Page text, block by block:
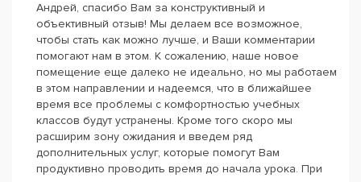
Андрей, спасибо Вам за конструктивный и
объективный отзыв! Мы делаем все возможное,
чтобы стать как можно лучше, и Ваши комментарии
помогают нам в этом. К сожалению, наше новое
помещение еще далеко не идеально, но мы работаем
в этом направлении и надеемся, что в ближайшее
время все проблемы с комфортностью учебных
классов будут устранены. Кроме того скоро мы
расширим зону ожидания и введем ряд
дополнительных услуг, которые помогут Вам
продуктивно проводить время до начала урока. При